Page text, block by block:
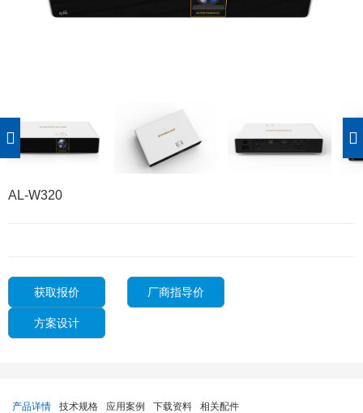
AL-W320
获取报价 厂商指导价
方案设计
产品详情 技术规格 应用案例 下载资料 相关配件